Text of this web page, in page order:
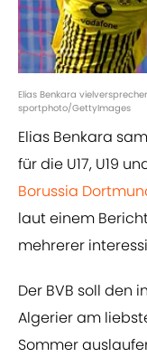
Elias Benkara
sportphoto/GettyImages
Elias Benkara
für die U17, U19
Borussia
laut einem
mehrerer
Der BVB soll den
Algerier am
Sommer